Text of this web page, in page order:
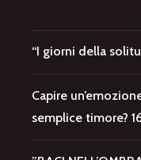
“I giorni della
Capire
semplice timore?